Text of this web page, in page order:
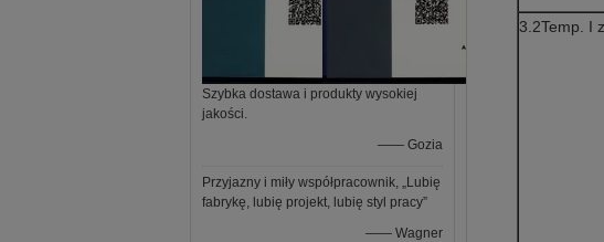
Szybka dostawa i produkty wysokiej
jakości.
—— Gozia
Przyjazny i miły współpracownik, „Lubię
fabrykę, lubię projekt, lubię styl pracy”
—— Wagner
3.2Temp. I